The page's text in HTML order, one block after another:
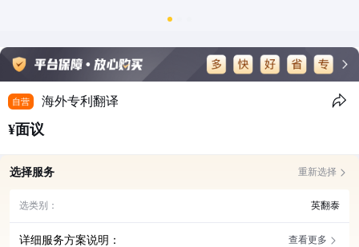
自营 海外专利翻译
¥面议
选择服务 重新选择
选类别： 英翻泰
详细服务方案说明：
查看更多